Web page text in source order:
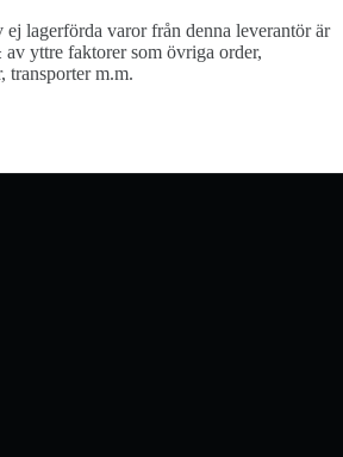
ej lagerförda varor från denna leverantör är
yttre faktorer som övriga order,
transporter m.m.